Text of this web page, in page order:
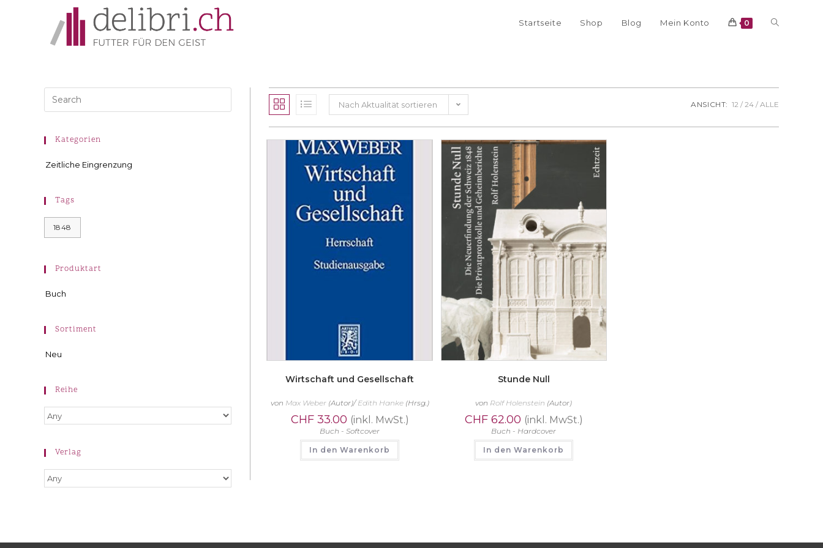
Startseite Shop Blog Mein Konto 0
Nach Aktualität sortieren ANSICHT: 12 24 ALLE
Wirtschaft und Gesellschaft
von Max Weber(Autor)/Edith Hanke(Hrsg.)
CHF33.00 (inkl. MwSt.)
Buch - Softcover
In den Warenkorb
Stunde Null
von Rolf Holenstein (Autor)
CHF62.00 (inkl. MwSt.)
Buch - Hardcover
In den Warenkorb
Kategorien
Zeitliche Eingrenzung
Tags
1848
Produktart
Buch
Sortiment
Neu
Reihe
Verlag